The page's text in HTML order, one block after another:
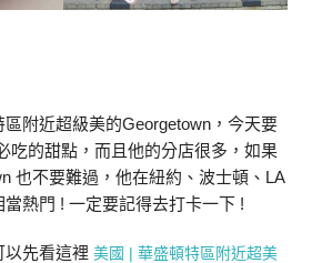
附近超級美的Georgetown，今天要
吃的甜點，而且他的分店很多，如果
也不要難過，他在紐約、波士頓、LA
熱門 ! 一定要記得去打卡一下 !
以先看這裡美國 | 華盛頓特區附近超美